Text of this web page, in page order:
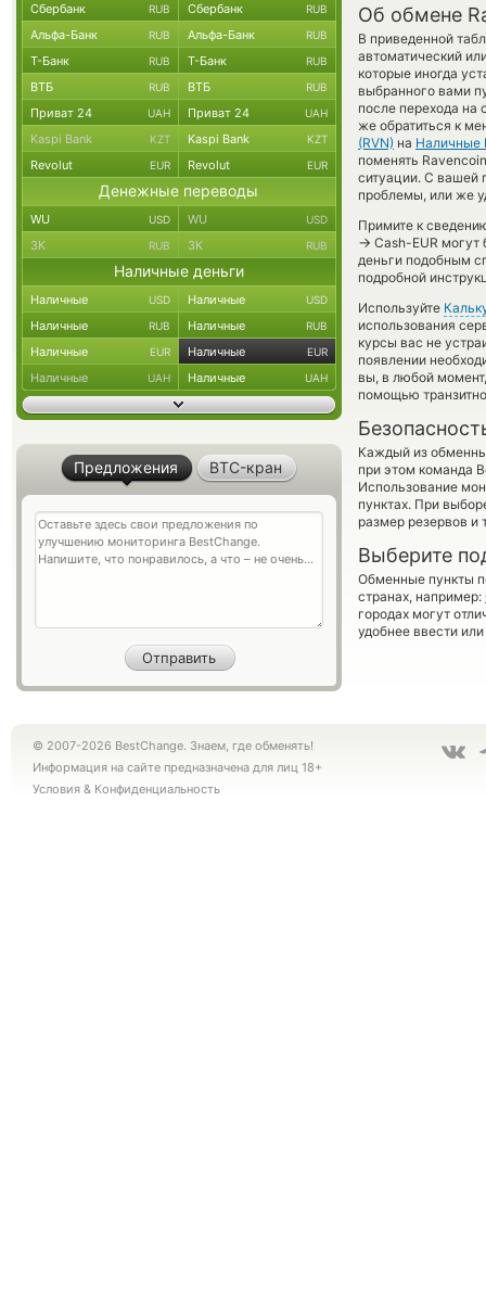
Об обмене
В приведенной
автоматический
которые иногда
выбранного вами
после перехода на
же обратиться к
(RVN) на Наличные
поменять
ситуации. С
проблемы, или же
Примите к
→ Cash-EUR
деньги подобным
подробной
Используйте
использования
курсы вас не
появлении
вы, в любой
помощью
Каждый из
при этом команда
Использование
пунктах. При
размер резервов и
Выберите
Обменные пункты
странах, например:
городах могут
удобнее ввести
Сбербанк RUB Сбербанк RUB
Альфа-Банк RUB Альфа-Банк RUB
Т-Банк RUB Т-Банк RUB
ВТБ RUB ВТБ RUB
Приват 24 UAH Приват 24 UAH
Kaspi Bank KZT Kaspi Bank KZT
Revolut EUR Revolut EUR
Денежные переводы
WU USD WU USD
ЗК RUB ЗК RUB
Наличные деньги
Наличные USD Наличные USD
Наличные RUB Наличные RUB
Наличные EUR Наличные EUR
Наличные UAH Наличные UAH
Предложения BTC-кран
© 2007-2026 BestChange. Знаем, где обменять!
Информация на сайте предназначена для лиц 18+
Условия & Конфиденциальность